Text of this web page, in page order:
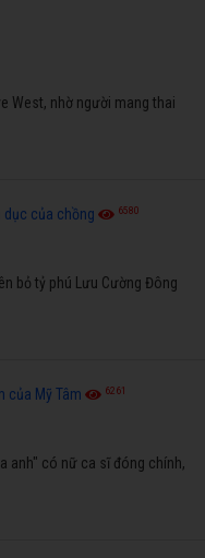
West, nhờ người mang thai
dục của chồng 6580
bỏ tỷ phú Lưu Cường Đông
của Mỹ Tâm 6261
anh" có nữ ca sĩ đóng chính,